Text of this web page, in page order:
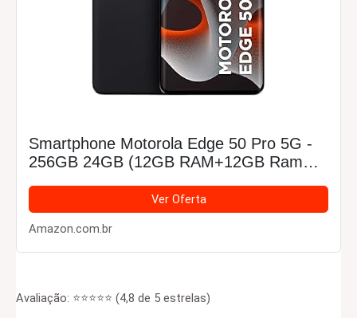
Smartphone Motorola Edge 50 Pro 5G -
256GB 24GB (12GB RAM+12GB Ram
Ver Oferta
Amazon.com.br
Avaliação: ⭐⭐⭐⭐⭐ (4,8 de 5 estrelas)